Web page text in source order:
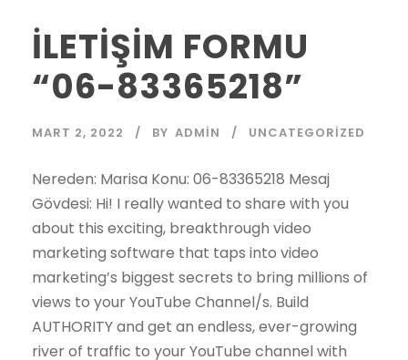
İLETİŞİM FORMU
“06-83365218”
MART 2, 2022 BY ADMIN UNCATEGORIZED
Nereden: Marisa Konu: 06-83365218 Mesaj
Gövdesi: Hi! I really wanted to share with you
about this exciting, breakthrough video
marketing software that taps into video
marketing’s biggest secrets to bring millions of
views to your YouTube Channel/s. Build
AUTHORITY and get an endless, ever-growing
river of traffic to your YouTube channel with